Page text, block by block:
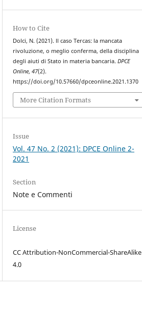
How to Cite
Dolci, N. (2021). ll caso Tercas: la mancata
rivoluzione, o meglio conferma, della disciplina
degli aiuti di Stato in materia bancaria.DPCE
Online,47(2).
https://doi.org/10.57660/dpceonline.2021.1370
More Citation Formats
Issue
Vol. 47 No. 2 (2021): DPCE Online 2-
2021
Section
Note e Commenti
License
CC Attribution-NonCommercial-ShareAlike
4.0